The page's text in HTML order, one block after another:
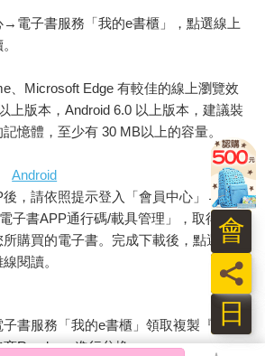
→電子書服務「我的e書櫃」，點選線上
、Microsoft Edge 有較佳的線上瀏覽效
上版本，Android 6.0 以上版本，建議裝
憶體，至少有 30 MB以上的容量。
Android
後，請依照提示登入「會員中心」→「我
子書APP通行碼/載具管理」，取得通行
購買的電子書。完成下載後，點選任一
閱讀。
書服務「我的e書櫃」領取複製『兌換
Readmoo進行兌換。
日
員
會